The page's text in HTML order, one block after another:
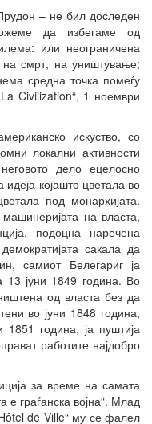
– не бил доследен
да избегаме од
или неограничена
смрт, на уништување;
средна точка помеѓу
Civilization“, 1 ноември
искуство, со
локални активности
дело ецелосно
којашто цветала во
под монархијата.
на власта,
подоцна наречена
сакала да
самиот Белегариг ја
13 јуни 1849 година. Во
од власта без да
во јуни 1848 година,
година, ја пуштија
работите најдобро
за време на самата
е граѓанска војна“. Млад
de Ville“ му се фалел